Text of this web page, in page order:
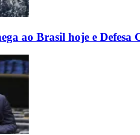
ao Brasil hoje e